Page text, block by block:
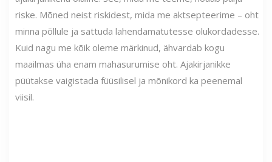
riske. Mõned neist riskidest, mida me aktsepteerime – oht
minna põllule ja sattuda lahendamatutesse olukordadesse.
Kuid nagu me kõik oleme märkinud, ähvardab kogu
maailmas üha enam mahasurumise oht. Ajakirjanikke
püütakse vaigistada füüsilisel ja mõnikord ka peenemal
viisil.